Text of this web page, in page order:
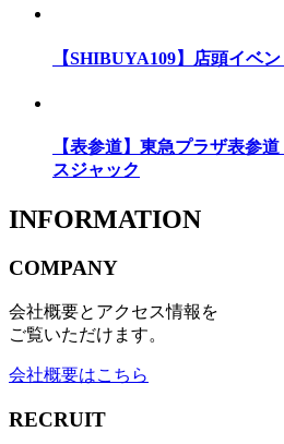
【SHIBUYA109】店頭イベ
【表参道】東急プラザ表参
スジャック
INFORMATION
COMPANY
会社概要とアクセス情報を
ご覧いただけます。
会社概要はこちら
RECRUIT